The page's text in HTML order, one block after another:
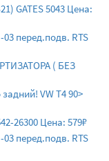
GATES 5043 Цена:
03 перед.подв. RTS
( БЕЗ
VW T4 90>
26300 Цена: 579₽
03 перед.подв. RTS